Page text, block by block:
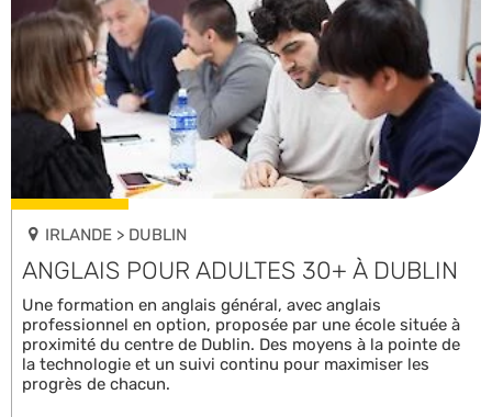
IRLANDE > DUBLIN
ANGLAIS POUR ADULTES 30+ À DUBLIN
Une formation en anglais général, avec anglais
professionnel en option, proposée par une école située à
proximité du centre de Dublin. Des moyens à la pointe de
la technologie et un suivi continu pour maximiser les
progrès de chacun.